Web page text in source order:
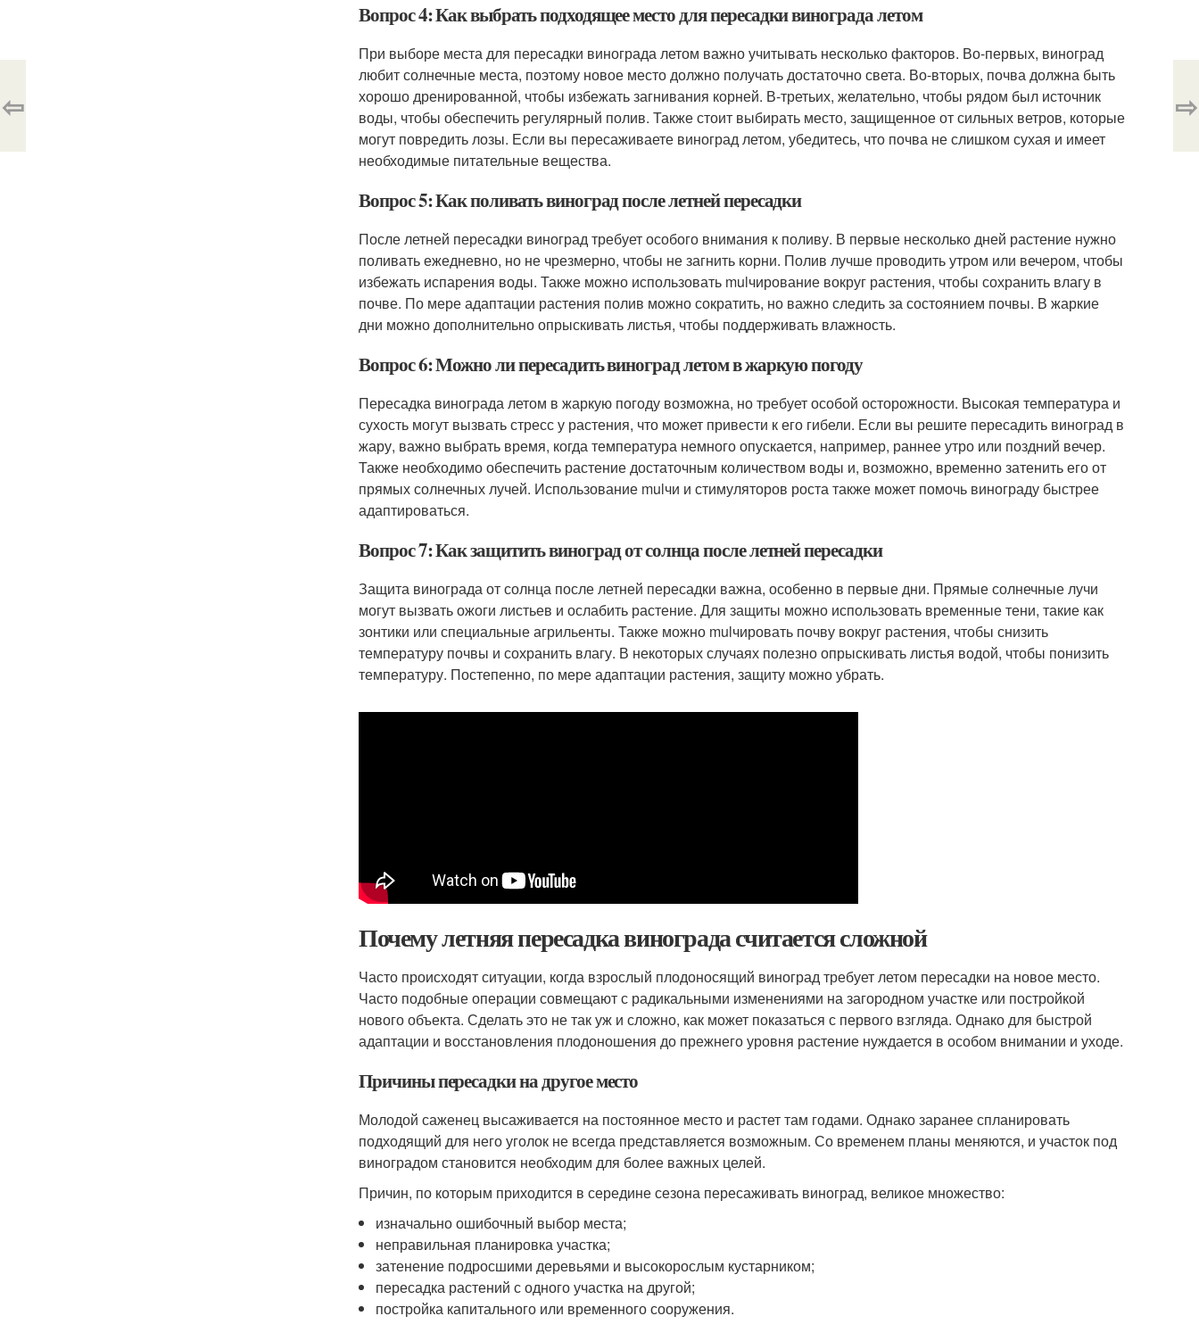
Вопрос 4: Как выбрать подходящее место для пересадки винограда летом
При выборе места для пересадки винограда летом важно учитывать несколько факторов. Во-первых, виноград
любит солнечные места, поэтому новое место должно получать достаточно света. Во-вторых, почва должна быть
хорошо дренированной, чтобы избежать загнивания корней. В-третьих, желательно, чтобы рядом был источник
воды, чтобы обеспечить регулярный полив. Также стоит выбирать место, защищенное от сильных ветров, которые
могут повредить лозы. Если вы пересаживаете виноград летом, убедитесь, что почва не слишком сухая и имеет
необходимые питательные вещества.
Вопрос 5: Как поливать виноград после летней пересадки
После летней пересадки виноград требует особого внимания к поливу. В первые несколько дней растение нужно
поливать ежедневно, но не чрезмерно, чтобы не загнить корни. Полив лучше проводить утром или вечером, чтобы
избежать испарения воды. Также можно использовать mulчирование вокруг растения, чтобы сохранить влагу в
почве. По мере адаптации растения полив можно сократить, но важно следить за состоянием почвы. В жаркие
дни можно дополнительно опрыскивать листья, чтобы поддерживать влажность.
Вопрос 6: Можно ли пересадить виноград летом в жаркую погоду
Пересадка винограда летом в жаркую погоду возможна, но требует особой осторожности. Высокая температура и
сухость могут вызвать стресс у растения, что может привести к его гибели. Если вы решите пересадить виноград в
жару, важно выбрать время, когда температура немного опускается, например, раннее утро или поздний вечер.
Также необходимо обеспечить растение достаточным количеством воды и, возможно, временно затенить его от
прямых солнечных лучей. Использование mulчи и стимуляторов роста также может помочь винограду быстрее
адаптироваться.
Вопрос 7: Как защитить виноград от солнца после летней пересадки
Защита винограда от солнца после летней пересадки важна, особенно в первые дни. Прямые солнечные лучи
могут вызвать ожоги листьев и ослабить растение. Для защиты можно использовать временные тени, такие как
зонтики или специальные агрильенты. Также можно mulчировать почву вокруг растения, чтобы снизить
температуру почвы и сохранить влагу. В некоторых случаях полезно опрыскивать листья водой, чтобы понизить
температуру. Постепенно, по мере адаптации растения, защиту можно убрать.
Почему летняя пересадка винограда считается сложной
Часто происходят ситуации, когда взрослый плодоносящий виноград требует летом пересадки на новое место.
Часто подобные операции совмещают с радикальными изменениями на загородном участке или постройкой
нового объекта. Сделать это не так уж и сложно, как может показаться с первого взгляда. Однако для быстрой
адаптации и восстановления плодоношения до прежнего уровня растение нуждается в особом внимании и уходе.
Причины пересадки на другое место
Молодой саженец высаживается на постоянное место и растет там годами. Однако заранее спланировать
подходящий для него уголок не всегда представляется возможным. Со временем планы меняются, и участок под
виноградом становится необходим для более важных целей.
Причин, по которым приходится в середине сезона пересаживать виноград, великое множество:
изначально ошибочный выбор места;
неправильная планировка участка;
затенение подросшими деревьями и высокорослым кустарником;
пересадка растений с одного участка на другой;
постройка капитального или временного сооружения.
⇦ ⇨